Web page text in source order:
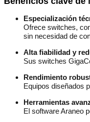
Especialización
Ofrece switches,
sin necesidad de
Alta fiabilidad y
Sus switches
Rendimiento
Equipos diseñados
Herramientas
El software Araneo